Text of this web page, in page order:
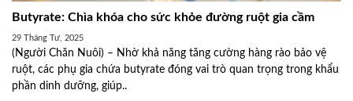
Butyrate: Chìa khóa cho sức khỏe đường ruột gia cầm
29 Tháng Tư, 2025
(Người Chăn Nuôi) – Nhờ khả năng tăng cường hàng rào bảo vệ
ruột, các phụ gia chứa butyrate đóng vai trò quan trọng trong khẩu
phần dinh dưỡng, giúp..